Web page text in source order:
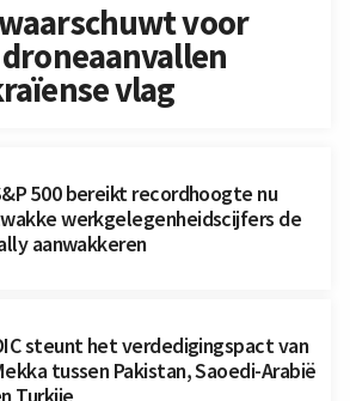
voor
droneaanvallen
vlag
500 bereikt recordhoogte nu
werkgelegenheidscijfers de
aanwakkeren
steunt het verdedigingspact van
tussen Pakistan, Saoedi-Arabië